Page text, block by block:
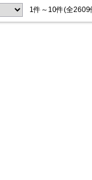
1件～10件(全